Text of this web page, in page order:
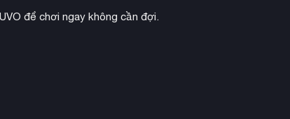
để chơi ngay không cần đợi.